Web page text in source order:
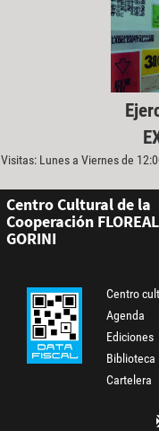
Visitas: Lunes a Viernes de
Centro Cultural de la
Cooperación FLOREAL
GORINI
Centro
Agenda
Ediciones
Biblioteca
Cartelera